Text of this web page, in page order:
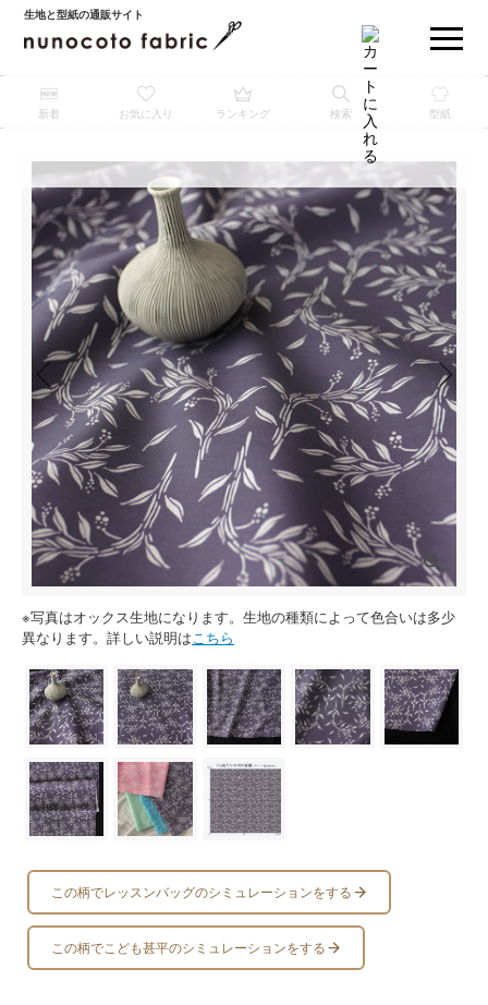
生地と型紙の通販サイト
新着 お気に入り ランキング 検索 型紙
※写真はオックス生地になります。生地の種類によって色合いは多少
異なります。詳しい説明はこちら
この柄でレッスンバッグのシミュレーションをする
この柄でこども甚平のシミュレーションをする